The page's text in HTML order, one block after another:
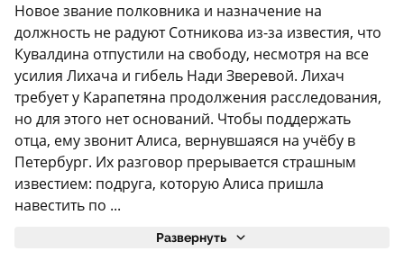
Новое звание полковника и назначение на
должность не радуют Сотникова из-за известия, что
Кувалдина отпустили на свободу, несмотря на все
усилия Лихача и гибель Нади Зверевой. Лихач
требует у Карапетяна продолжения расследования,
но для этого нет оснований. Чтобы поддержать
отца, ему звонит Алиса, вернувшаяся на учёбу в
Петербург. Их разговор прерывается страшным
известием: подруга, которую Алиса пришла
навестить по ...
Развернуть